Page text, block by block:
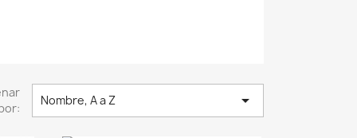
Nombre, A a Z 